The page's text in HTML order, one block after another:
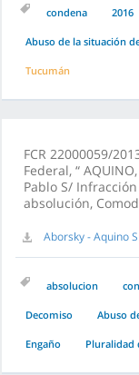
condena 2016
Abuso de la situación
Tucumán
FCR 22000059/
Federal, “
Pablo S/
absolución,
Aborsky - Aquino
absolucion
Decomiso Abuso
Engaño Pluralidad